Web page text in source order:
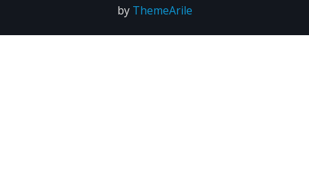
by ThemeArile